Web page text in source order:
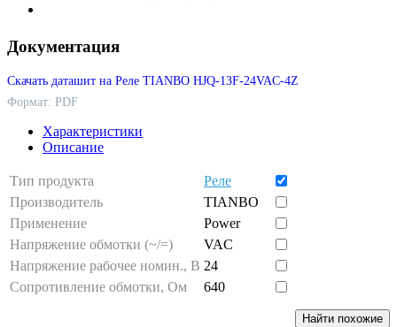
Документация
Скачать даташит на Реле TIANBO HJQ-13F-24VAC-4Z
Формат: PDF
Характеристики
Описание
Тип продукта
Реле
Производитель
TIANBO
Применение
Power
Напряжение обмотки (~/=)
VAC
Напряжение рабочее номин., В 24
Сопротивление обмотки, Ом
640
Найти похожие